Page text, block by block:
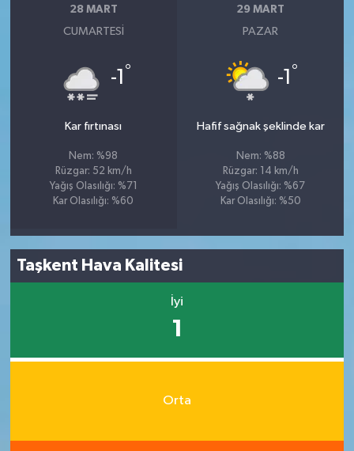
28 MART
CUMARTESI
-1 °
Kar fırtınası
Nem: %98
Rüzgar: 52 km/h
Yağış Olasılığı: %71
Kar Olasılığı: %60
29 MART
PAZAR
-1 °
Hafif sağnak şeklinde kar
Nem: %88
Rüzgar: 14 km/h
Yağış Olasılığı: %67
Kar Olasılığı: %50
Taşkent Hava Kalitesi
İyi
1
Orta